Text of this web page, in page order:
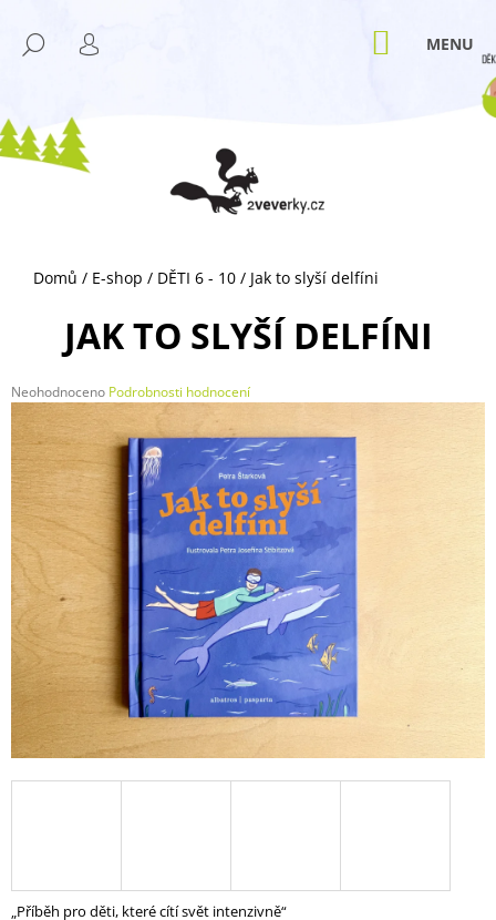
obsah HLEDAT
PŘIHLÁŠENÍ
NÁKUPNÍ
KOŠÍK
Domů / E-shop / DĚTI 6 - 10 / Jak to slyší delfíni
JAK TO SLYŠÍ DELFÍNI
Průměrné
hodnocení
produktu
je
0,0
z
5
hvězdiček.
Neohodnoceno Podrobnosti hodnocení
Příběh pro děti, které cítí svět intenzivně
K
ZPĚT
ZPĚT
C
O
Ř
E
J
E
T
E
N
A
J
Í
T
?
HLEDAT
P
O